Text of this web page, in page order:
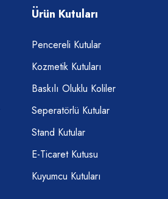
Ürün Kutuları
Pencereli Kutular
Kozmetik Kutuları
Baskılı Oluklu Koliler
Seperatörlü Kutular
Stand Kutular
E-Ticaret Kutusu
Kuyumcu Kutuları